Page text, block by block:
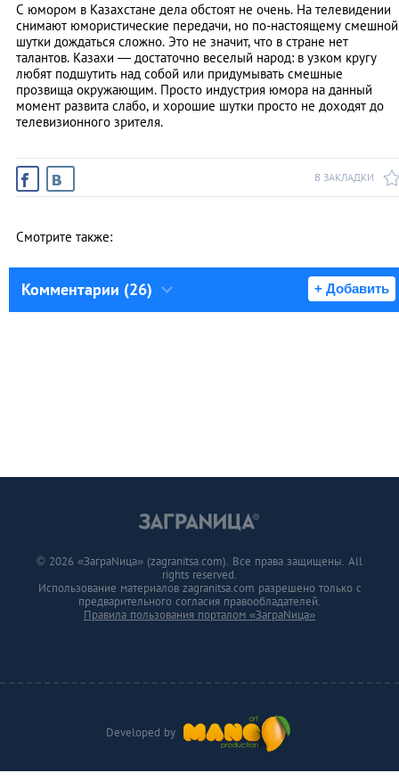
С юмором в Казахстане дела обстоят не очень. На телевидении
снимают юмористические передачи, но по-настоящему смешной
шутки дождаться сложно. Это не значит, что в стране нет
талантов. Казахи — достаточно веселый народ: в узком кругу
любят подшутить над собой или придумывать смешные
прозвища окружающим. Просто индустрия юмора на данный
момент развита слабо, и хорошие шутки просто не доходят до
телевизионного зрителя.
В ЗАКЛАДКИ
Смотрите также:
Комментарии (26) + Добавить
Developed by
© 2026 «ЗаграNица» (zagranitsa.com). Все права защищены. All
rights reserved.
Использование материалов zagranitsa.com разрешено только с
предварительного согласия правообладателей.
Правила пользования порталом «ЗаграNица»